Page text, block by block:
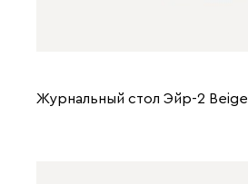
Журнальный стол Эйр-2 Beige